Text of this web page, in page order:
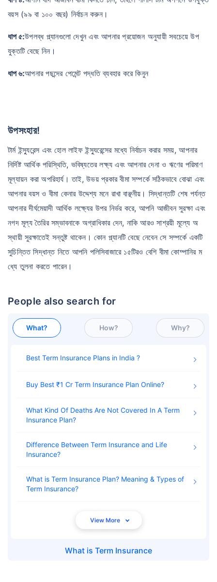
বয়স (৯৯ বা ১০০ বছর) নির্বাচন করুন।
ধাপ ৫:উপলব্ধ প্ল্যানগুলো দেখুন এবং আপনার প্রয়োজন অনুযায়ী সবচেয়ে উপ
যুক্তটি বেছে নিন।
ধাপ ৬:আপনার পছন্দের পেমেন্ট পদ্ধতি ব্যবহার করে কিনুন
উপসংহার!
টার্ম ইন্স্যুরেন্স এবং হোল লাইফ ইন্স্যুরেন্সের মধ্যে নির্বাচন করার সময়, আপনার
নির্দিষ্ট আর্থিক পরিস্থিতি, ভবিষ্যতের লক্ষ্য এবং আপনার দেনা ও ঋণের পরিমাণ
মূল্যায়ন করা অপরিহার্য। তাই, উভয় প্রকার বীমা সম্পর্কে সঠিকভাবে বোঝা এবং
আপনার বয়স ও বীমা কেনার উদ্দেশ্য মনে রাখা বাঞ্ছনীয়। সিদ্ধান্তটি শেষ পর্যন্ত
আপনার দীর্ঘমেয়াদী আর্থিক লক্ষ্যের উপর নির্ভর করে, আপনি আজীবন সুরক্ষা এবং
নগদ মূল্য তৈরির সম্ভাবনাকে অগ্রাধিকার দেন, নাকি আরও সাশ্রয়ী মূল্যে অ
স্থায়ী সুরক্ষাতেই সন্তুষ্ট থাকেন। কোন প্ল্যানটি বেছে নেবেন সে সম্পর্কে একটি
সুচিন্তিত সিদ্ধান্ত নিতে আপনি পলিসিবাজারে ১৫টিরও বেশি বীমা কোম্পানির ম
ধ্যে তুলনা করতে পারেন।
People also search for
What? How? Why?
What is Term Insurance
Best Term Insurance Plans in India
Buy Best ₹1 Cr Term Insurance Plan Online
What Kind Of Deaths Are Not Covered In A Term
Insurance Plan
Difference Between Term Insurance and Life
Insurance
What is Term Insurance Plan? Meaning & Types of
Term Insurance